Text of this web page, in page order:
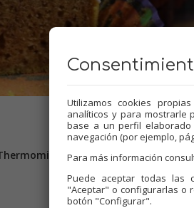
Utilizamos cookies
analíticos y para mostrarle
base a un perfil
navegación (por ejemplo,
Para más información
Puede aceptar todas las
"Aceptar" o configurarlas o
botón "Configurar".